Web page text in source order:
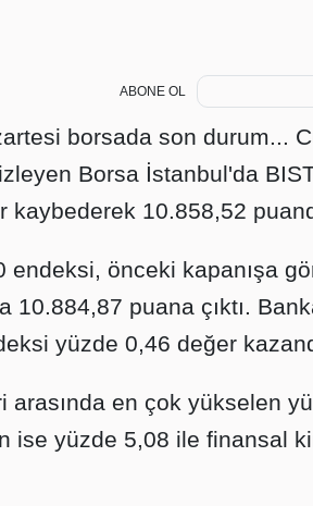
ABONE OL
borsada son durum...
izleyen Borsa İstanbul'da
kaybederek 10.858,52
endeksi, önceki kapanışa
10.884,87 puana çıktı.
yüzde 0,46 değer
arasında en çok yükselen
ise yüzde 5,08 ile finansal